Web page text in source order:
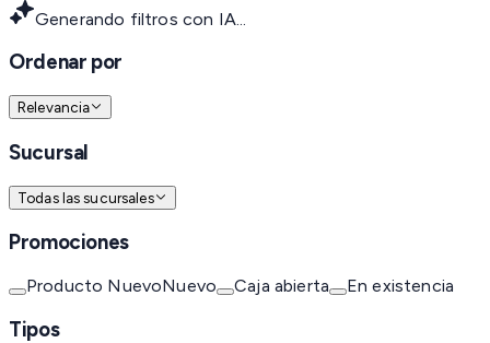
Generando filtros con IA...
Ordenar por
Relevancia
Sucursal
Todas las sucursales
Promociones
Producto NuevoNuevo Caja abierta En existencia
Tipos